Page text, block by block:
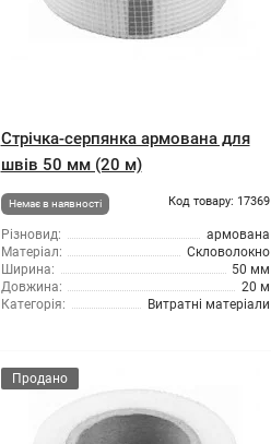
Стрічка-серпянка армована для
швів 50 мм (20 м)
Немає в наявності Код товару: 17369
Різновид:
армована
Матеріал:
Скловолокно
Ширина:
50 мм
Довжина:
20 м
Категорія:
Витратні матеріали
Продано